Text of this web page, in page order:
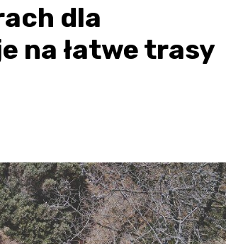
dla
na łatwe trasy